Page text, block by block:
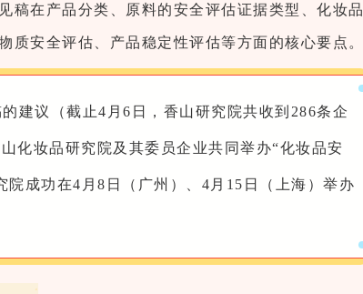
稿在产品分类、原料的安全评估证据类型、化妆品
安全评估、产品稳定性评估等方面的核心要点。
建议（截止4月6日，香山研究院共收到286条企
化妆品研究院及其委员企业共同举办“化妆品安
成功在4月8日（广州）、4月15日（上海）举办